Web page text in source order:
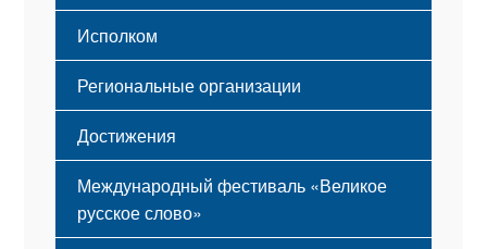
Исполком
Региональные организации
Достижения
Международный фестиваль «Великое
русское слово»